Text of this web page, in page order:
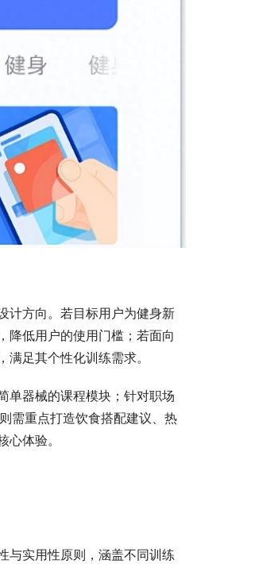
计方向。若目标用户为健身新
降低用户的使用门槛；若面向
足其个性化训练需求。
单器械的课程模块；针对职场
需重点打造饮食搭配建议、热
体验。
与实用性原则，涵盖不同训练